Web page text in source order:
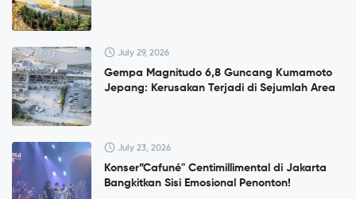
July 29, 2026
Gempa Magnitudo 6,8 Guncang Kumamoto
Jepang: Kerusakan Terjadi di Sejumlah Area
July 23, 2026
Konser”Cafuné" Centimillimental di Jakarta
Bangkitkan Sisi Emosional Penonton!